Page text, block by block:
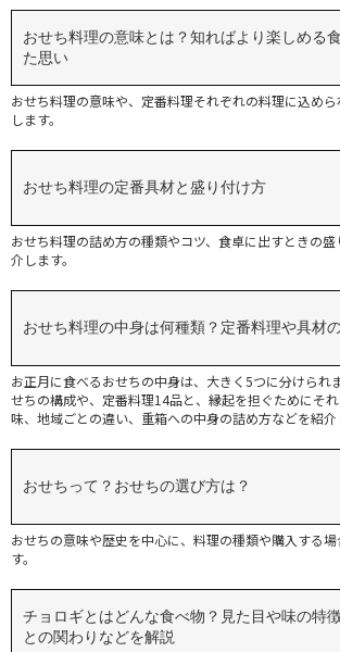
おせち料理の意味とは？知ればより楽しめる
た思い
おせち料理の意味や、定番料理それぞれの料理に込め
します。
おせち料理の定番具材と盛り付け方
おせち料理の詰め方の種類やコツ、食卓に出すときの
介します。
おせち料理の中身は何種類？定番料理や具材
お正月に食べるおせちの中身は、大きく5つに分けられ
せちの構成や、定番料理14品と、縁起を担ぐためにそ
味、地域ごとの違い、重箱への中身の詰め方などを紹介
おせちって？おせちの選び方は？
おせちの意味や歴史を中心に、料理の種類や購入する
す。
チョロギとはどんな食べ物？見た目や味の特
との関わりなどを解説